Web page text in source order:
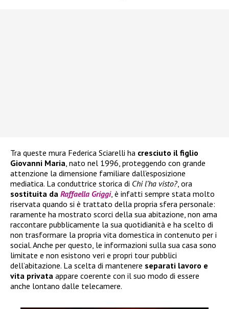
Tra queste mura Federica Sciarelli ha cresciuto il figlio
Giovanni Maria, nato nel 1996, proteggendo con grande
attenzione la dimensione familiare dall’esposizione
mediatica. La conduttrice storica di Chi l’ha visto?, ora
sostituita da Raffaella Griggi, è infatti sempre stata molto
riservata quando si è trattato della propria sfera personale:
raramente ha mostrato scorci della sua abitazione, non ama
raccontare pubblicamente la sua quotidianità e ha scelto di
non trasformare la propria vita domestica in contenuto per i
social. Anche per questo, le informazioni sulla sua casa sono
limitate e non esistono veri e propri tour pubblici
dell’abitazione. La scelta di mantenere separati lavoro e
vita privata appare coerente con il suo modo di essere
anche lontano dalle telecamere.